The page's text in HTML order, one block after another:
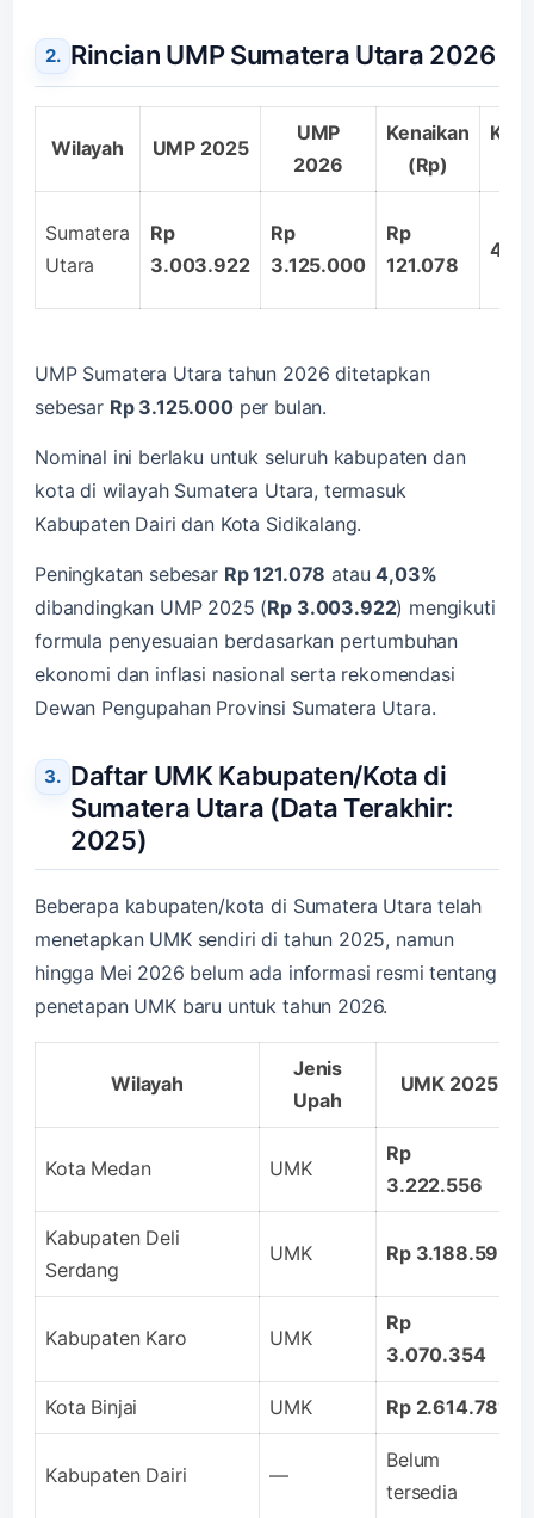
Rincian UMP Sumatera Utara 2026
Wilayah UMP 2025
UMP
2026
Kenaikan
(Rp)
Sumatera
Utara
Rp
3.003.922
Rp
3.125.000
Rp
121.078
UMP Sumatera Utara tahun 2026 ditetapkan
sebesar Rp 3.125.000per bulan.
Nominal ini berlaku untuk seluruh kabupaten dan
kota di wilayah Sumatera Utara, termasuk
Kabupaten Dairi dan Kota Sidikalang.
Peningkatan sebesar Rp 121.078 atau4,03%
dibandingkan UMP 2025 (Rp 3.003.922) mengikuti
formula penyesuaian berdasarkan pertumbuhan
ekonomi dan inflasi nasional serta rekomendasi
Dewan Pengupahan Provinsi Sumatera Utara.
Daftar UMK Kabupaten/Kota di
Sumatera Utara (Data Terakhir:
2025)
Beberapa kabupaten/kota di Sumatera Utara telah
menetapkan UMK sendiri di tahun 2025, namun
hingga Mei 2026 belum ada informasi resmi tentang
penetapan UMK baru untuk tahun 2026.
Wilayah
Jenis
Upah
UMK 2025
Kota Medan UMK
Rp
3.222.556
Kabupaten Deli
Serdang
UMK Rp 3.188.592
Kabupaten Karo UMK
Rp
3.070.354
Kota Binjai UMK Rp 2.614.781
Kabupaten Dairi —
Belum
tersedia